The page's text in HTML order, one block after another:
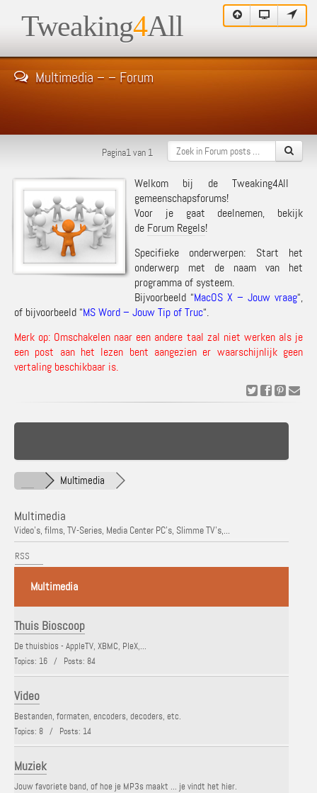
Tweaking4All
Multimedia – – Forum
Pagina1 van 1
Welkom bij de Tweaking4All
gemeenschapsforums!
Voor je gaat deelnemen, bekijk
de Forum Regels!
Specifieke onderwerpen: Start het
onderwerp met de naam van het
programma of systeem.
Bijvoorbeeld “MacOS X – Jouw vraag“,
of bijvoorbeeld “MS Word – Jouw Tip of Truc“.
Merk op: Omschakelen naar een andere taal zal niet werken als je
een post aan het lezen bent aangezien er waarschijnlijk geen
vertaling beschikbaar is.
Multimedia
Multimedia
Video's, films, TV-Series, Media Center PC's, Slimme TV's,...
RSS
Multimedia
Thuis Bioscoop
De thuisbios - AppleTV, XBMC, PleX,...
Topics: 16 / Posts: 84
Video
Bestanden, formaten, encoders, decoders, etc.
Topics: 8 / Posts: 14
Muziek
Jouw favoriete band, of hoe je MP3s maakt ... je vindt het hier.